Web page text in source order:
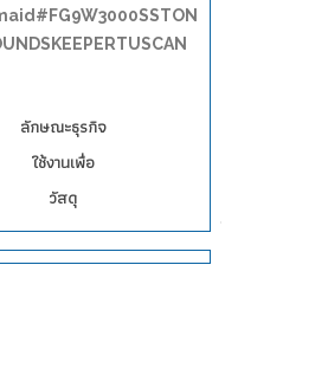
ลักษณะธุรกิจ
ใช้งานเพื่อ
วัสดุ